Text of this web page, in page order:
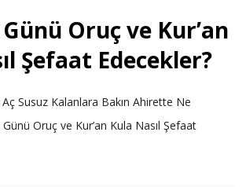
Oruç ve Kur’an
Şefaat Edecekler?
Susuz Kalanlara Bakın Ahirette Ne
Oruç ve Kur’an Kula Nasıl Şefaat